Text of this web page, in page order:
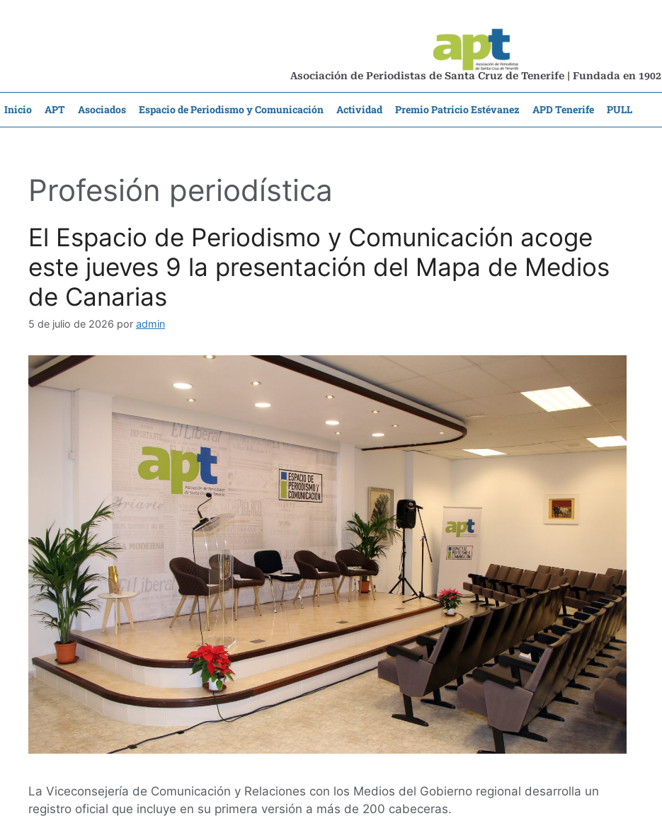
Asociación de Periodistas de Santa Cruz de Tenerife | Fundada en 1902
Inicio APT Asociados Espacio de Periodismo y Comunicación Actividad Premio Patricio Estévanez APD Tenerife PULL
Profesión periodística
El Espacio de Periodismo y Comunicación acoge
este jueves 9 la presentación del Mapa de Medios
de Canarias
5 de julio de 2026 por admin
La Viceconsejería de Comunicación y Relaciones con los Medios del Gobierno regional desarrolla un
registro oficial que incluye en su primera versión a más de 200 cabeceras.